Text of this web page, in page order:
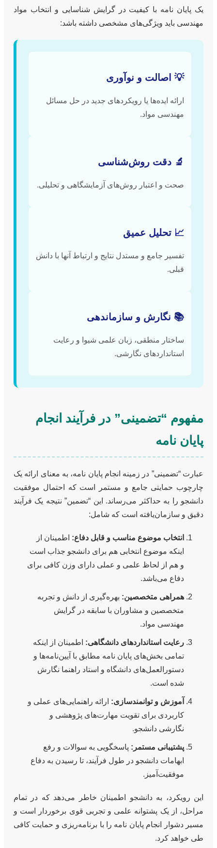
یک پایان نامه با کیفیت در گرایش شناسایی و انتخاب مواد
مهندسی باید ویژگی‌های مشخصی داشته باشد:
💡 اصالت و نوآوری
ارائه ایده‌ها یا رویکردهای جدید در حل مسائل
مهندسی مواد.
🔬 دقت روش‌شناسی
صحت و اعتبار روش‌های آزمایشگاهی و تحلیلی.
📈 تحلیل عمیق
تفسیر جامع و مستدل نتایج و ارتباط آنها با دانش
قبلی.
📚 نگارش و سازماندهی
ساختار منطقی، زبان علمی شیوا و رعایت
استانداردهای نگارشی.
مفهوم “تضمینی” در فرآیند انجام
پایان نامه
عبارت “تضمینی” در زمینه انجام پایان نامه، به معنای ارائه یک
چارچوب حمایتی جامع و مستمر است که احتمال موفقیت
دانشجو را به حداکثر می‌رساند. این “تضمین” نتیجه یک فرآیند
دقیق و سازمان‌یافته است که شامل:
انتخاب موضوع مناسب و قابل دفاع: اطمینان از
اینکه موضوع انتخابی هم برای دانشجو جذاب است
و هم از لحاظ علمی و عملی دارای وزن کافی برای
دفاع می‌باشد.
همراهی متخصصین: بهره‌گیری از دانش و تجربه
متخصصین و مشاوران با سابقه در گرایش
مهندسی مواد.
رعایت استانداردهای دانشگاهی: اطمینان از اینکه
تمامی بخش‌های پایان نامه مطابق با آیین‌نامه‌ها و
دستورالعمل‌های دانشگاه و استاد راهنما نگارش
شده است.
آموزش و توانمندسازی: ارائه راهنمایی‌های عملی و
کاربردی برای تقویت مهارت‌های پژوهشی و
نگارشی دانشجو.
پشتیبانی مستمر: پاسخگویی به سوالات و رفع
ابهامات دانشجو در طول فرآیند، تا رسیدن به دفاع
موفقیت‌آمیز.
این رویکرد، به دانشجو اطمینان خاطر می‌دهد که در تمام
مراحل، از یک پشتوانه علمی و تجربی قوی برخوردار است و
مسیر دشوار انجام پایان نامه را با برنامه‌ریزی و حمایت کافی
طی خواهد کرد.